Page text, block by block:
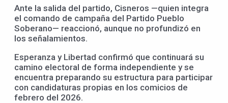
Ante la salida del partido, Cisneros —quien integra
el comando de campaña del Partido Pueblo
Soberano— reaccionó, aunque no profundizó en
los señalamientos.
Esperanza y Libertad confirmó que continuará su
camino electoral de forma independiente y se
encuentra preparando su estructura para participar
con candidaturas propias en los comicios de
febrero del 2026.